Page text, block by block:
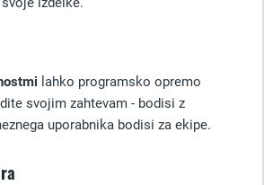
lahko programsko opremo
svojim zahtevam - bodisi z
uporabnika bodisi za ekipe.